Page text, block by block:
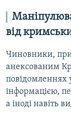
від
Чиновники,
анексованим
інформацією,
а іноді навіть